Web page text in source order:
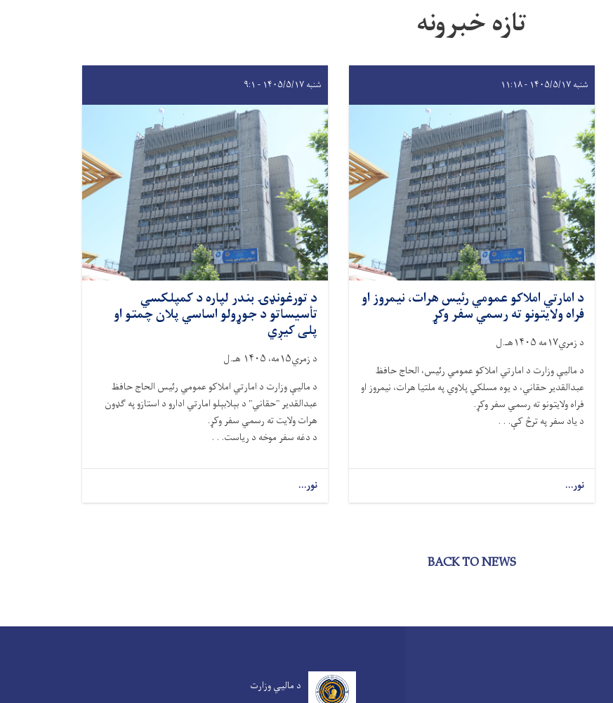
تازه خبرونه
شنبه ۱۴۰۵/۵/۱۷ - ۱۱:۱۸
د امارتي املاکو عمومي رئیس هرات، نیمروز او
فراه ولایتونو ته رسمي سفر وکړ
د زمري۱۷مه ۱۴۰۵هـ.ل
د مالیې وزارت د امارتي املاکو عمومي رئیس، الحاج حافظ
عبدالقدیر حقاني، د یوه مسلکي پلاوي په ملتیا هرات، نیمروز او
فراه ولایتونو ته رسمي سفر وکړ.
د یاد سفر په ترڅ کې. . .
نور...
شنبه ۱۴۰۵/۵/۱۷ - ۹:۱
د تورغونډۍ بندر لپاره د کمپلکسي
تأسیساتو د جوړولو اساسي پلان چمتو او
پلی کیږي
د زمري۱۵مه، ۱۴۰۵ هـ.ل
د مالیې وزارت د امارتي املاکو عمومي رئیس الحاج حافظ
عبدالقدیر "حقاني" د بېلابېلو امارتي ادارو د استازو په ګډون
هرات ولایت ته رسمي سفر وکړ.
د دغه سفر موخه د ریاست. . .
نور...
BACK TO NEWS
د مالیي وزارت